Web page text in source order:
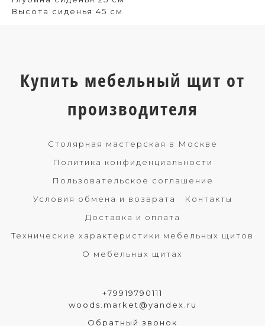
Высота сиденья 45 см
Купить мебельный щит от
производителя
Столярная мастерская в Москве
Политика конфиденциальности
Пользовательское соглашение
Условия обмена и возврата
Контакты
Доставка и оплата
Технические характеристики мебельных щитов
О мебельных щитах
+79919790111
woods.market@yandex.ru
Обратный звонок